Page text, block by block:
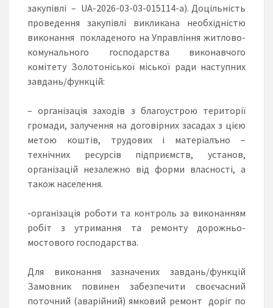
закупівлі – UA-2026-03-03-015114-a). Доцільність
проведення закупівлі викликана необхідністю
виконання покладеного на Управління житлово-
комунального господарства виконавчого
комітету Золотоніської міської ради наступних
завдань/функцій:
– органiзацiя заходiв з благоустрою територiї
громади, залучення на договiрних засадах з цiєю
метою коштiв, трудових i матерiалъно –
технічних pecypciв пiдприємств, установ,
органiзацiй незалежно вiд форми власностi, а
також населення.
-організація роботи та контроль за виконанням
робіт з утримання та ремонту дорожньо-
мостового господарства.
Для виконання зазначених завдань/функцій
Замовник повинен забезпечити своєчасний
поточний (аварійний) ямковий ремонт доріг по